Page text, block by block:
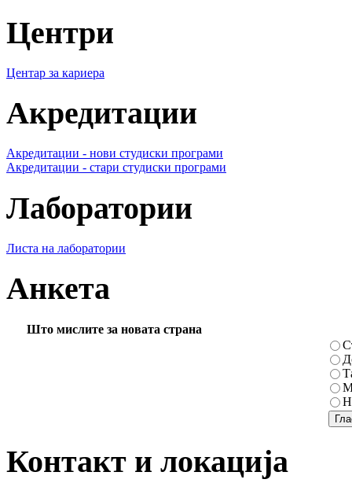
Центри
Центар за кариера
Акредитации
Акредитации - нови студиски програми
Акредитации - стари студиски програми
Лаборатории
Листа на лаборатории
Анкета
Што мислите за новата страна
Контакт и локација